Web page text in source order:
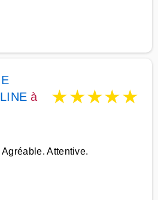
à
★★★★★
Attentive.